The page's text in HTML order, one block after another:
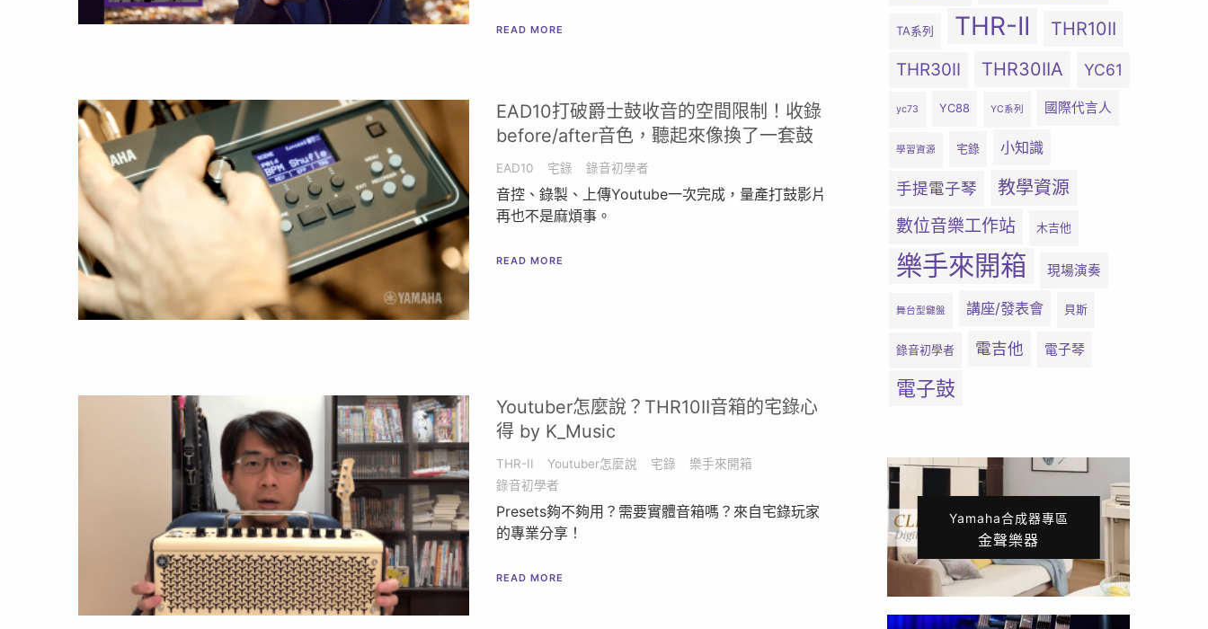
READ MORE
EAD10打破爵士鼓收音的空間限制！收錄
before/after音色，聽起來像換了一套鼓
EAD10 宅錄 錄音初學者
音控、錄製、上傳Youtube一次完成，量產打鼓影片
再也不是麻煩事。
READ MORE
Youtuber怎麼說？THR10II音箱的宅錄心
得 by K_Music
THR-II Youtuber怎麼說 宅錄
樂手來開箱
錄音初學者
Presets夠不夠用？需要實體音箱嗎？來自宅錄玩家
的專業分享！
READ MORE
TA系列 THR-II THR10II
THR30II THR30IIA YC61
yc73 YC88 YC系列 國際代言人
學習資源 宅錄 小知識
手提電子琴 教學資源
數位音樂工作站 木吉他
樂手來開箱 現場演奏
舞台型鍵盤 講座/發表會 貝斯
錄音初學者 電吉他 電子琴
電子鼓
Yamaha合成器專區
金聲樂器